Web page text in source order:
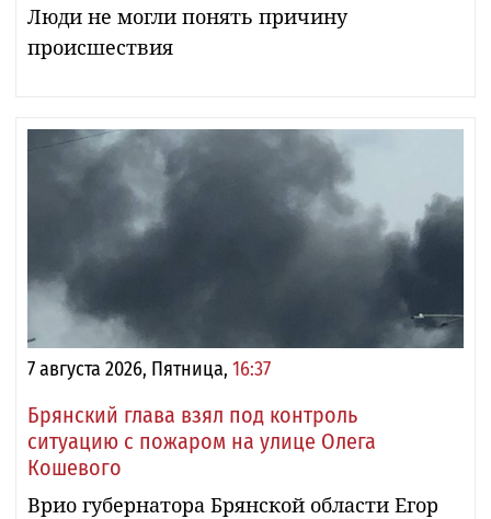
Люди не могли понять причину
происшествия
7 августа 2026, Пятница, 16:37
Брянский глава взял под контроль
ситуацию с пожаром на улице Олега
Кошевого
Врио губернатора Брянской области Егор